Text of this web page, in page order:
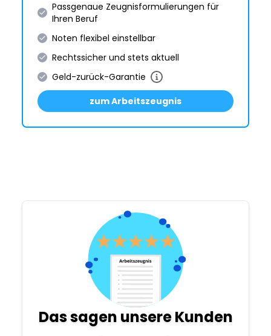
Passgenaue Zeugnis­formulie­rungen für
Ihren Beruf
Noten flexibel einstellbar
Rechtssicher und stets aktuell
Geld-zurück-Garantie
zum Arbeitszeugnis
Das sagen unsere Kunden